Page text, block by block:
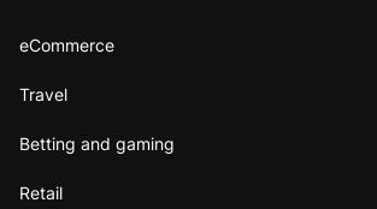
eCommerce
Travel
Betting and gaming
Retail